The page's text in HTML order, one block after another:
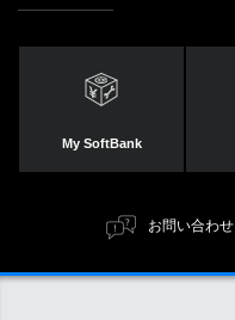
My SoftBank
お問い合わせ